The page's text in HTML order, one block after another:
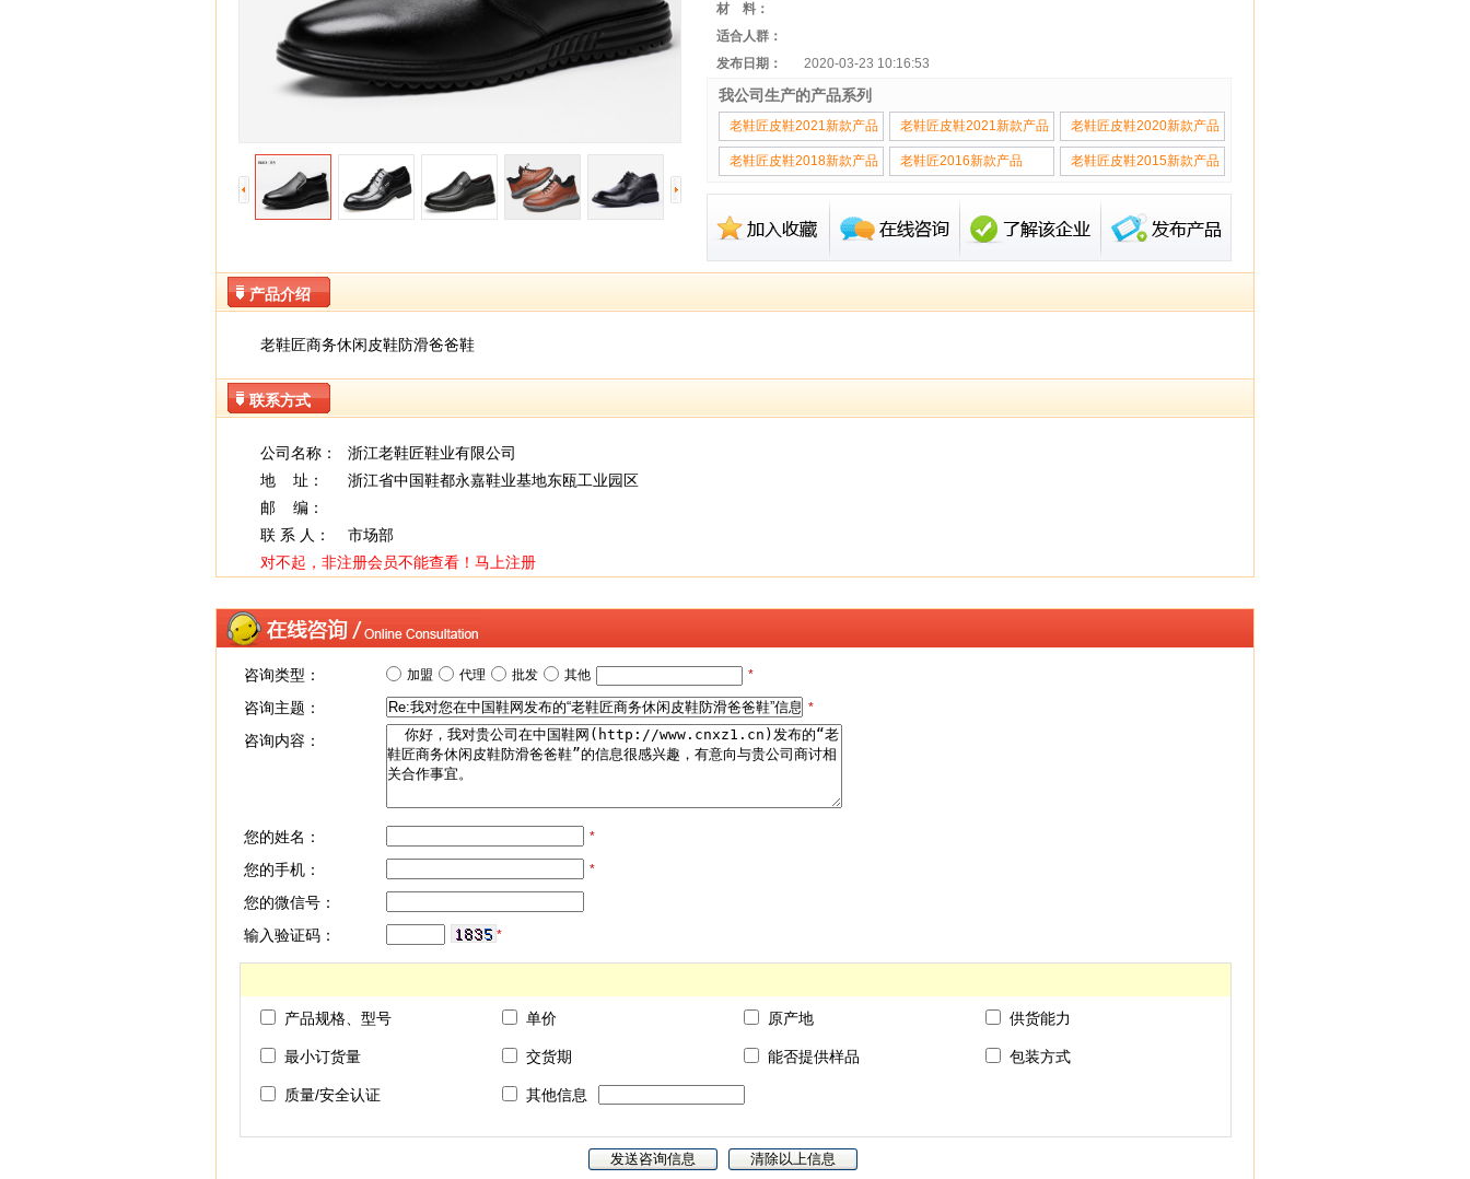
材 料：
适合人群：
发布日期：
2020-03-23 10:16:53
我公司生产的产品系列
老鞋匠皮鞋2021新款产品 老鞋匠皮鞋2021新款产品 老鞋匠皮鞋2020新款产品
老鞋匠皮鞋2018新款产品 老鞋匠2016新款产品 老鞋匠皮鞋2015新款产品
产品介绍
老鞋匠商务休闲皮鞋防滑爸爸鞋
联系方式
公司名称：
浙江老鞋匠鞋业有限公司
地 址：
浙江省中国鞋都永嘉鞋业基地东瓯工业园区
邮 编：
联 系 人：
市场部
对不起，非注册会员不能查看！ 马上注册
咨询类型： 加盟 代理 批发 其他 *
咨询主题： *
咨询内容：
您的姓名： *
您的手机： *
您的微信号：
输入验证码：
*
产品规格、型号 单价 原产地 供货能力
最小订货量 交货期 能否提供样品 包装方式
质量/安全认证 其他信息